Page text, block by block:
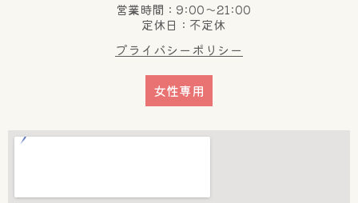
営業時間：9:00～21:00
定休日：不定休
プライバシーポリシー
女性専用